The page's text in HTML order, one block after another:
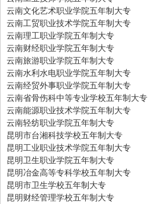
云南文化艺术职业学院五年制大专
云南工贸职业技术学院五年制大专
云南理工职业学院五年制大专
云南财经职业学院五年制大专
云南旅游职业学院五年制大专
云南水利水电职业学院五年制大专
云南经贸外事职业学院五年制大专
云南省骨伤科中等专业学校五年制大专
云南能源职业技术学院五年制大专
云南轻纺职业学院五年制大专
昆明市台湘科技学校五年制大专
昆明工业职业技术学院五年制大专
昆明卫生职业学院五年制大专
昆明冶金高等专科学校五年制大专
昆明市卫生学校五年制大专
昆明财经管理学校五年制大专